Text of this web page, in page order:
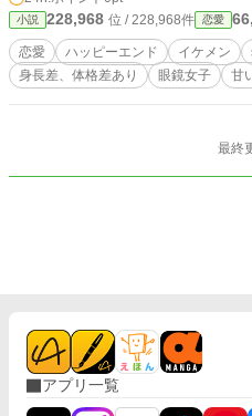
少々時間がかかります。 ムーンさんに
小説 228,968 位 / 228,968件 恋愛
恋愛 ハッピーエンド イケメン
身長差、体格差あり
眼鏡女子 甘
最終
アプリ一覧